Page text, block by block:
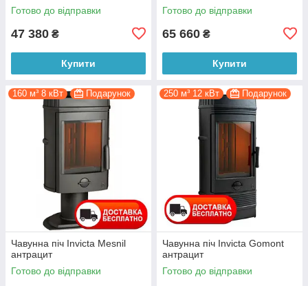
Готово до відправки
47 380 ₴
Купити
Готово до відправки
65 660 ₴
Купити
160 м³ 8 кВт Подарунок
Чавунна піч Invicta Mesnil
антрацит
Готово до відправки
250 м³ 12 кВт Подарунок
Чавунна піч Invicta Gomont
антрацит
Готово до відправки